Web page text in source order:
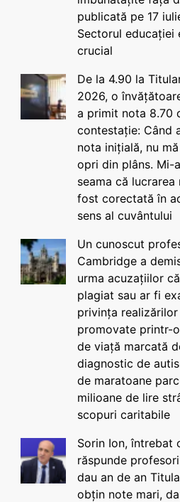
publicată pe 17
Sectorul educației
crucial
De la 4.90 la
2026, o
a primit nota 8.70
contestație: Când
nota inițială, nu
opri din plâns. Mi-
seama că lucrarea
fost corectată în
sens al cuvântului
Un cunoscut
Cambridge a
urma acuzațiilor
plagiat sau ar fi
privința realizărilor
promovate printr-
de viață marcată
diagnostic de
de maratoane
milioane de lire
scopuri caritabile
Sorin Ion, întrebat
răspunde
dau an de an
obțin note mari,